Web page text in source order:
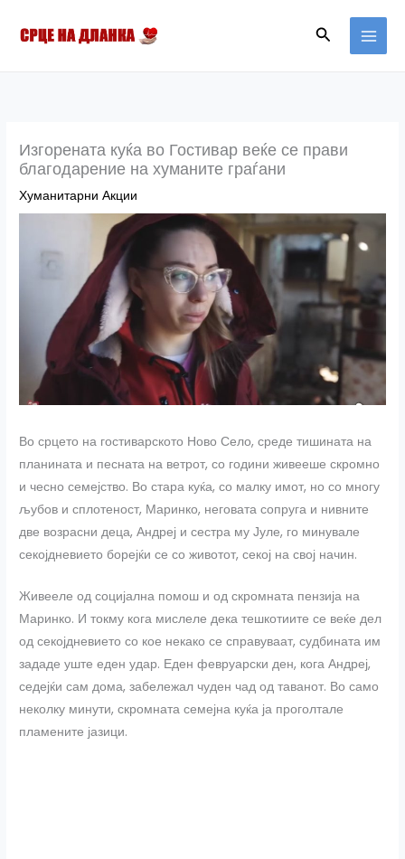
Search
Изгорената куќа во Гостивар веќе се прави
благодарение на хуманите граѓани
Хуманитарни Акции
Во срцето на гостиварското Ново Село, среде тишината на
планината и песната на ветрот, со години живееше скромно
и чесно семејство. Во стара куќа, со малку имот, но со многу
љубов и сплотеност, Маринко, неговата сопруга и нивните
две возрасни деца, Андреј и сестра му Јуле, го минувале
секојдневието борејќи се со животот, секој на свој начин.
Живееле од социјална помош и од скромната пензија на
Маринко. И токму кога мислеле дека тешкотиите се веќе дел
од секојдневието со кое некако се справуваат, судбината им
зададе уште еден удар. Еден февруарски ден, кога Андреј,
седејќи сам дома, забележал чуден чад од таванот. Во само
неколку минути, скромната семејна куќа ја проголтале
пламените јазици.